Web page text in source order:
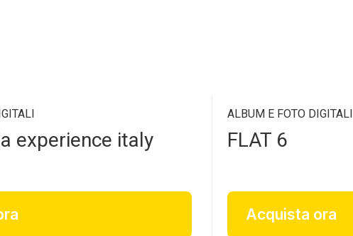
experience italy
ALBUM E FOTO DIGITALI
FLAT 6
Acquista ora